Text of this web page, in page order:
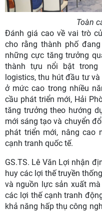
Toàn
Đánh giá cao về vai trò
cho rằng thành phố
những cực tăng trưởng
thành tựu nổi bật trong
logistics, thu hút đầu tư
ở mức cao trong nhiều
cầu phát triển mới, Hải
tăng trưởng theo hướng
mới sáng tạo và chuyển
phát triển mới, nâng cao
cạnh tranh quốc tế.
GS.TS. Lê Văn Lợi nhận
huy các lợi thế truyền
và nguồn lực sản xuất
các lợi thế cạnh tranh
khả năng hấp thụ công